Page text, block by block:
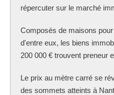
répercuter sur le marché
Composés de maisons
d'entre eux, les biens
200 000 € trouvent preneur
Le prix au mètre carré se
des sommets atteints à